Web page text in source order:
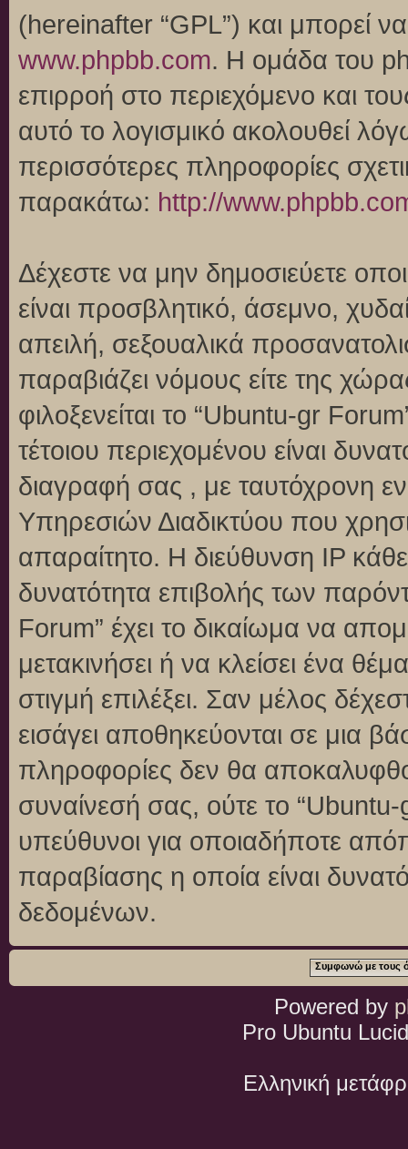
(hereinafter “GPL”) και μπορεί
www.phpbb.com. Η ομάδα του
επιρροή στο περιεχόμενο και
αυτό το λογισμικό ακολουθεί
περισσότερες πληροφορίες
παρακάτω: http://
Δέχεστε να μην δημοσιεύετε
είναι προσβλητικό, άσεμνο,
απειλή, σεξουαλικά
παραβιάζει νόμους είτε της
φιλοξενείται το “Ubuntu-gr
τέτοιου περιεχομένου είναι
διαγραφή σας , με ταυτόχρονη
Υπηρεσιών Διαδικτύου που
απαραίτητο. Η διεύθυνση IP
δυνατότητα επιβολής των
Forum” έχει το δικαίωμα να
μετακινήσει ή να κλείσει ένα
στιγμή επιλέξει. Σαν μέλος
εισάγει αποθηκεύονται σε μια
πληροφορίες δεν θα
συναίνεσή σας, ούτε το
υπεύθυνοι για οποιαδήποτε
παραβίασης η οποία είναι
δεδομένων.
Powered by
Pro Ubuntu
Ελληνική